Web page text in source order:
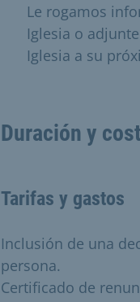
Le rogamos
Iglesia o
Iglesia a su
Duración y
Tarifas y gastos
Inclusión de una
persona.
Certificado de